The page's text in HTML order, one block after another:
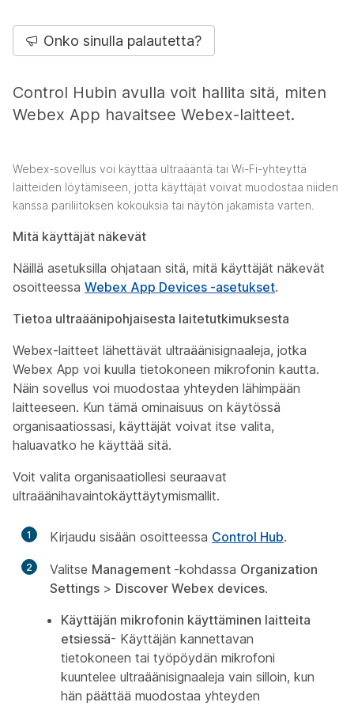
Onko sinulla palautetta?
Control Hubin avulla voit hallita sitä, miten
Webex App havaitsee Webex-laitteet.
Webex-sovellus voi käyttää ultraääntä tai Wi-Fi-yhteyttä
laitteiden löytämiseen, jotta käyttäjät voivat muodostaa niiden
kanssa pariliitoksen kokouksia tai näytön jakamista varten.
Mitä käyttäjät näkevät
Näillä asetuksilla ohjataan sitä, mitä käyttäjät näkevät
osoitteessa Webex App Devices -asetukset.
Tietoa ultraäänipohjaisesta laitetutkimuksesta
Webex-laitteet lähettävät ultraäänisignaaleja, jotka
Webex App voi kuulla tietokoneen mikrofonin kautta.
Näin sovellus voi muodostaa yhteyden lähimpään
laitteeseen. Kun tämä ominaisuus on käytössä
organisaatiossasi, käyttäjät voivat itse valita,
haluavatko he käyttää sitä.
Voit valita organisaatiollesi seuraavat
ultraäänihavaintokäyttäytymismallit.
1 Kirjaudu sisään osoitteessa Control Hub.
2 Valitse Management -kohdassa Organization
Settings > Discover Webex devices.
Käyttäjän mikrofonin käyttäminen laitteita
etsiessä- Käyttäjän kannettavan
tietokoneen tai työpöydän mikrofoni
kuuntelee ultraäänisignaaleja vain silloin, kun
hän päättää muodostaa yhteyden